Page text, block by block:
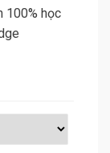
100% học